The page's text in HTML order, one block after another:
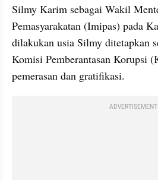
Silmy Karim sebagai Wakil
Pemasyarakatan (Imipas) pada
dilakukan usia Silmy ditetapkan
Komisi Pemberantasan Korupsi
pemerasan dan gratifikasi.
ADVERTISEMENT